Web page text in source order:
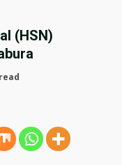
(HSN)